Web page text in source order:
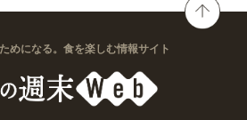
めになる。食を楽しむ情報サイト